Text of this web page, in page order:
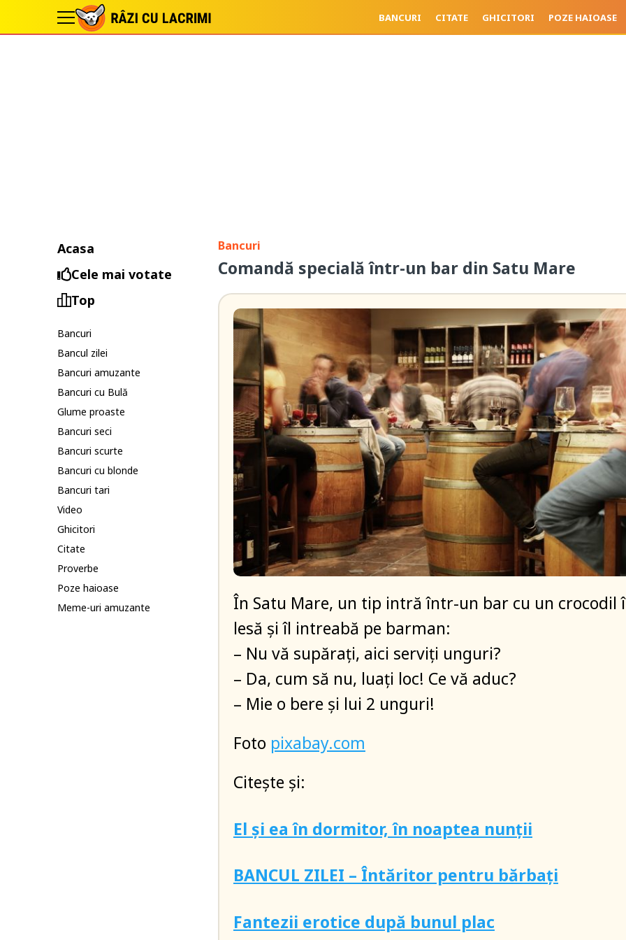
BANCURI CITATE GHICITORI POZE HAIOASE
Acasa
Cele mai votate
Top
Bancuri
Bancul zilei
Bancuri amuzante
Bancuri cu Bulă
Glume proaste
Bancuri seci
Bancuri scurte
Bancuri cu blonde
Bancuri tari
Video
Ghicitori
Citate
Proverbe
Poze haioase
Meme-uri amuzante
Bancuri
Comandă specială într-un bar din Satu Mare
În Satu Mare, un tip intră într-un bar cu un crocodil
lesă şi îl intreabă pe barman:
– Nu vă supăraţi, aici serviţi unguri?
– Da, cum să nu, luaţi loc! Ce vă aduc?
– Mie o bere şi lui 2 unguri!
Foto pixabay.com
Citește și:
El și ea în dormitor, în noaptea nunții
BANCUL ZILEI – Întăritor pentru bărbați
Fantezii erotice după bunul plac